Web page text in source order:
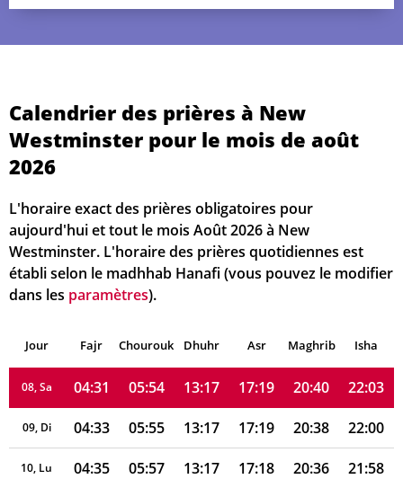
Calendrier des prières à New
Westminster pour le mois de août
2026
L'horaire exact des prières obligatoires pour
aujourd'hui et tout le mois Août 2026 à New
Westminster. L'horaire des prières quotidiennes est
établi selon le madhhab Hanafi (vous pouvez le modifier
dans les paramètres).
Jour Fajr Chourouk Dhuhr Asr Maghrib Isha
01, Sa 04:17 05:44 13:18 17:24
02, Di 04:19 05:46 13:18 17:24 20:50 22:15
04, Ma 04:23 05:48 13:18 17:22 20:46
05, Me 04:25 05:50 13:18 17:22 20:45 22:09
04:27 05:51
07, Ve 04:29 05:52 13:17 17:20 20:42 22:05
08, Sa 04:31 05:54 13:17 17:19 20:40 22:03
09, Di 04:33 05:55 13:17 17:19 20:38 22:00
10, Lu 04:35 05:57 13:17 17:18 20:36 21:58